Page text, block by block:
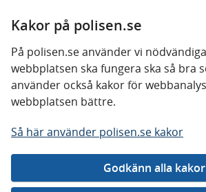
Kakor på polisen.se
På polisen.se använder vi
webbplatsen ska fungera ska så bra
använder också kakor för
webbplatsen bättre.
Så här använder polisen.se kakor